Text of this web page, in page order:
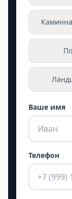
Ваше имя
Телефон